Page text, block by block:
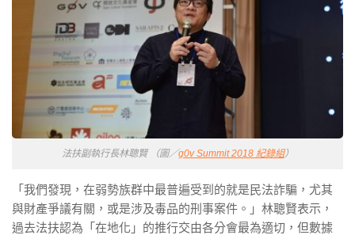
法扶副執行長林聰賢 （圖／g0v Summit 2018 紀錄組）
「我們發現，在弱勢族群中最普遍受到的就是民法詐騙，尤其
與財產爭議有關，或是涉及毒品的刑事案件。」林聰賢表示，
過去法扶認為「在地化」的推行交由各分會最為適切，但數據